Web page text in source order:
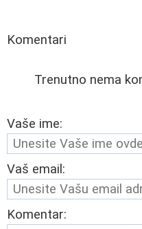
Komentari
Trenutno nema
Vaše ime:
Vaš email:
Komentar: